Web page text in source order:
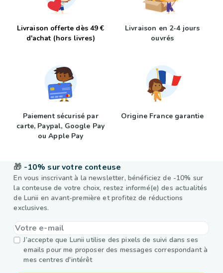
Livraison offerte dès 49 €
d'achat (hors livres)
Livraison en 2-4 jours
ouvrés
Paiement sécurisé par
carte, Paypal, Google Pay
ou Apple Pay
Origine France garantie
🎁 -10% sur votre conteuse
En vous inscrivant à la newsletter, bénéficiez de -10% sur
la conteuse de votre choix, restez informé(e) des actualités
de Lunii en avant-première et profitez de réductions
exclusives.
J’accepte que Lunii utilise des pixels de suivi dans ses
emails pour me proposer des messages correspondant à
mes centres d'intérêt